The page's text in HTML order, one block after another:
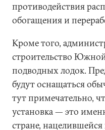
противодействия
обогащения и
Кроме того,
строительство
подводных лодок.
будут оснащаться
тут примечательно,
установка — это
стране,